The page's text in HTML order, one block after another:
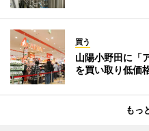
買う
山陽小野田に「
を買い取り低価
もっ